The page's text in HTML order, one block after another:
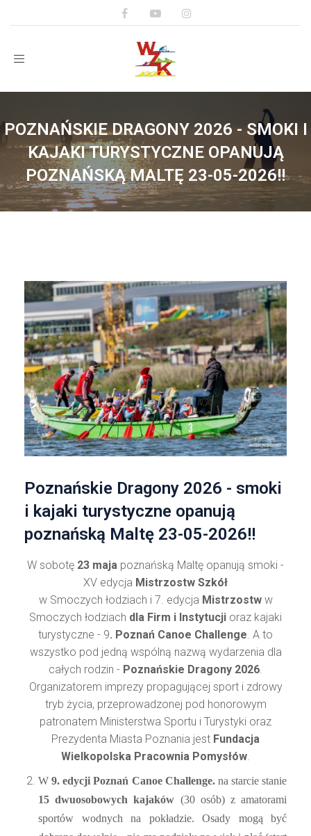
Toggle
POZNAŃSKIE DRAGONY 2026 - SMOKI I
KAJAKI TURYSTYCZNE OPANUJĄ
POZNAŃSKĄ MALTĘ 23-05-2026!!
Poznańskie Dragony 2026 - smoki
i kajaki turystyczne opanują
poznańską Maltę 23-05-2026!!
W sobotę 23 maja poznańską Maltę opanują smoki -
XV edycja Mistrzostw Szkół
w Smoczych łodziach i 7. edycja Mistrzostw w
Smoczych łodziach dla Firm i Instytucji oraz kajaki
turystyczne - 9. Poznań Canoe Challenge . A to
wszystko pod jedną wspólną nazwą wydarzenia dla
całych rodzin - Poznańskie Dragony 2026
Organizatorem imprezy propagującej sport i zdrowy
tryb życia, przeprowadzonej pod honorowym
patronatem Ministerstwa Sportu i Turystyki oraz
Prezydenta Miasta Poznania jest Fundacja
Wielkopolska Pracownia Pomysłów
W 9. edycji Poznań Canoe Challenge.na starcie stanie
15 dwuosobowych kajaków (30 osób) z amatorami
sportów wodnych na pokładzie. Osady mogą być